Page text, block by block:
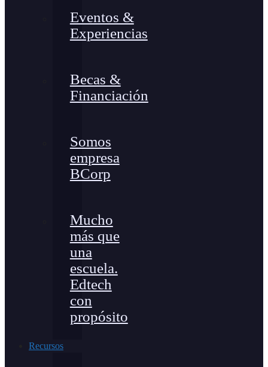
Eventos &
Experiencias
Becas &
Financiación
Somos
empresa
BCorp
Mucho
más que
una
escuela.
Edtech
con
propósito
Recursos